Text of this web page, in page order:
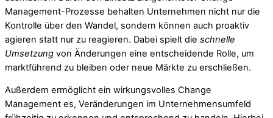
Management-Prozesse behalten Unternehmen nicht nur die
Kontrolle über den Wandel, sondern können auch proaktiv
agieren statt nur zu reagieren. Dabei spielt die schnelle
Umsetzung von Änderungen eine entscheidende Rolle, um
marktführend zu bleiben oder neue Märkte zu erschließen.
Außerdem ermöglicht ein wirkungsvolles Change
Management es, Veränderungen im Unternehmensumfeld